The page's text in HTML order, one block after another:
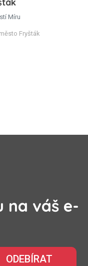
Míru
město Fryšták
na váš e-
ODEBÍRAT